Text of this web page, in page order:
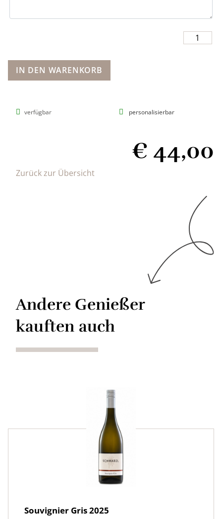
IN DEN WARENKORB
verfügbar personalisierbar
€ 44,00
Zurück zur Übersicht
Andere Genießer
kauften auch
Souvignier Gris 2025